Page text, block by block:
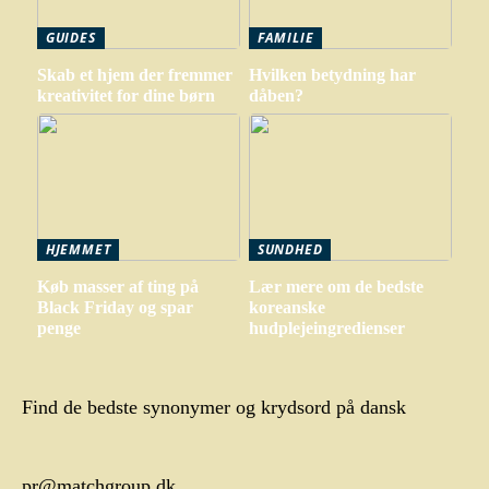
GUIDES
Skab et hjem der fremmer
kreativitet for dine børn
FAMILIE
Hvilken betydning har
dåben?
HJEMMET
Køb masser af ting på
Black Friday og spar
penge
SUNDHED
Lær mere om de bedste
koreanske
hudplejeingredienser
Find de bedste synonymer og krydsord på dansk